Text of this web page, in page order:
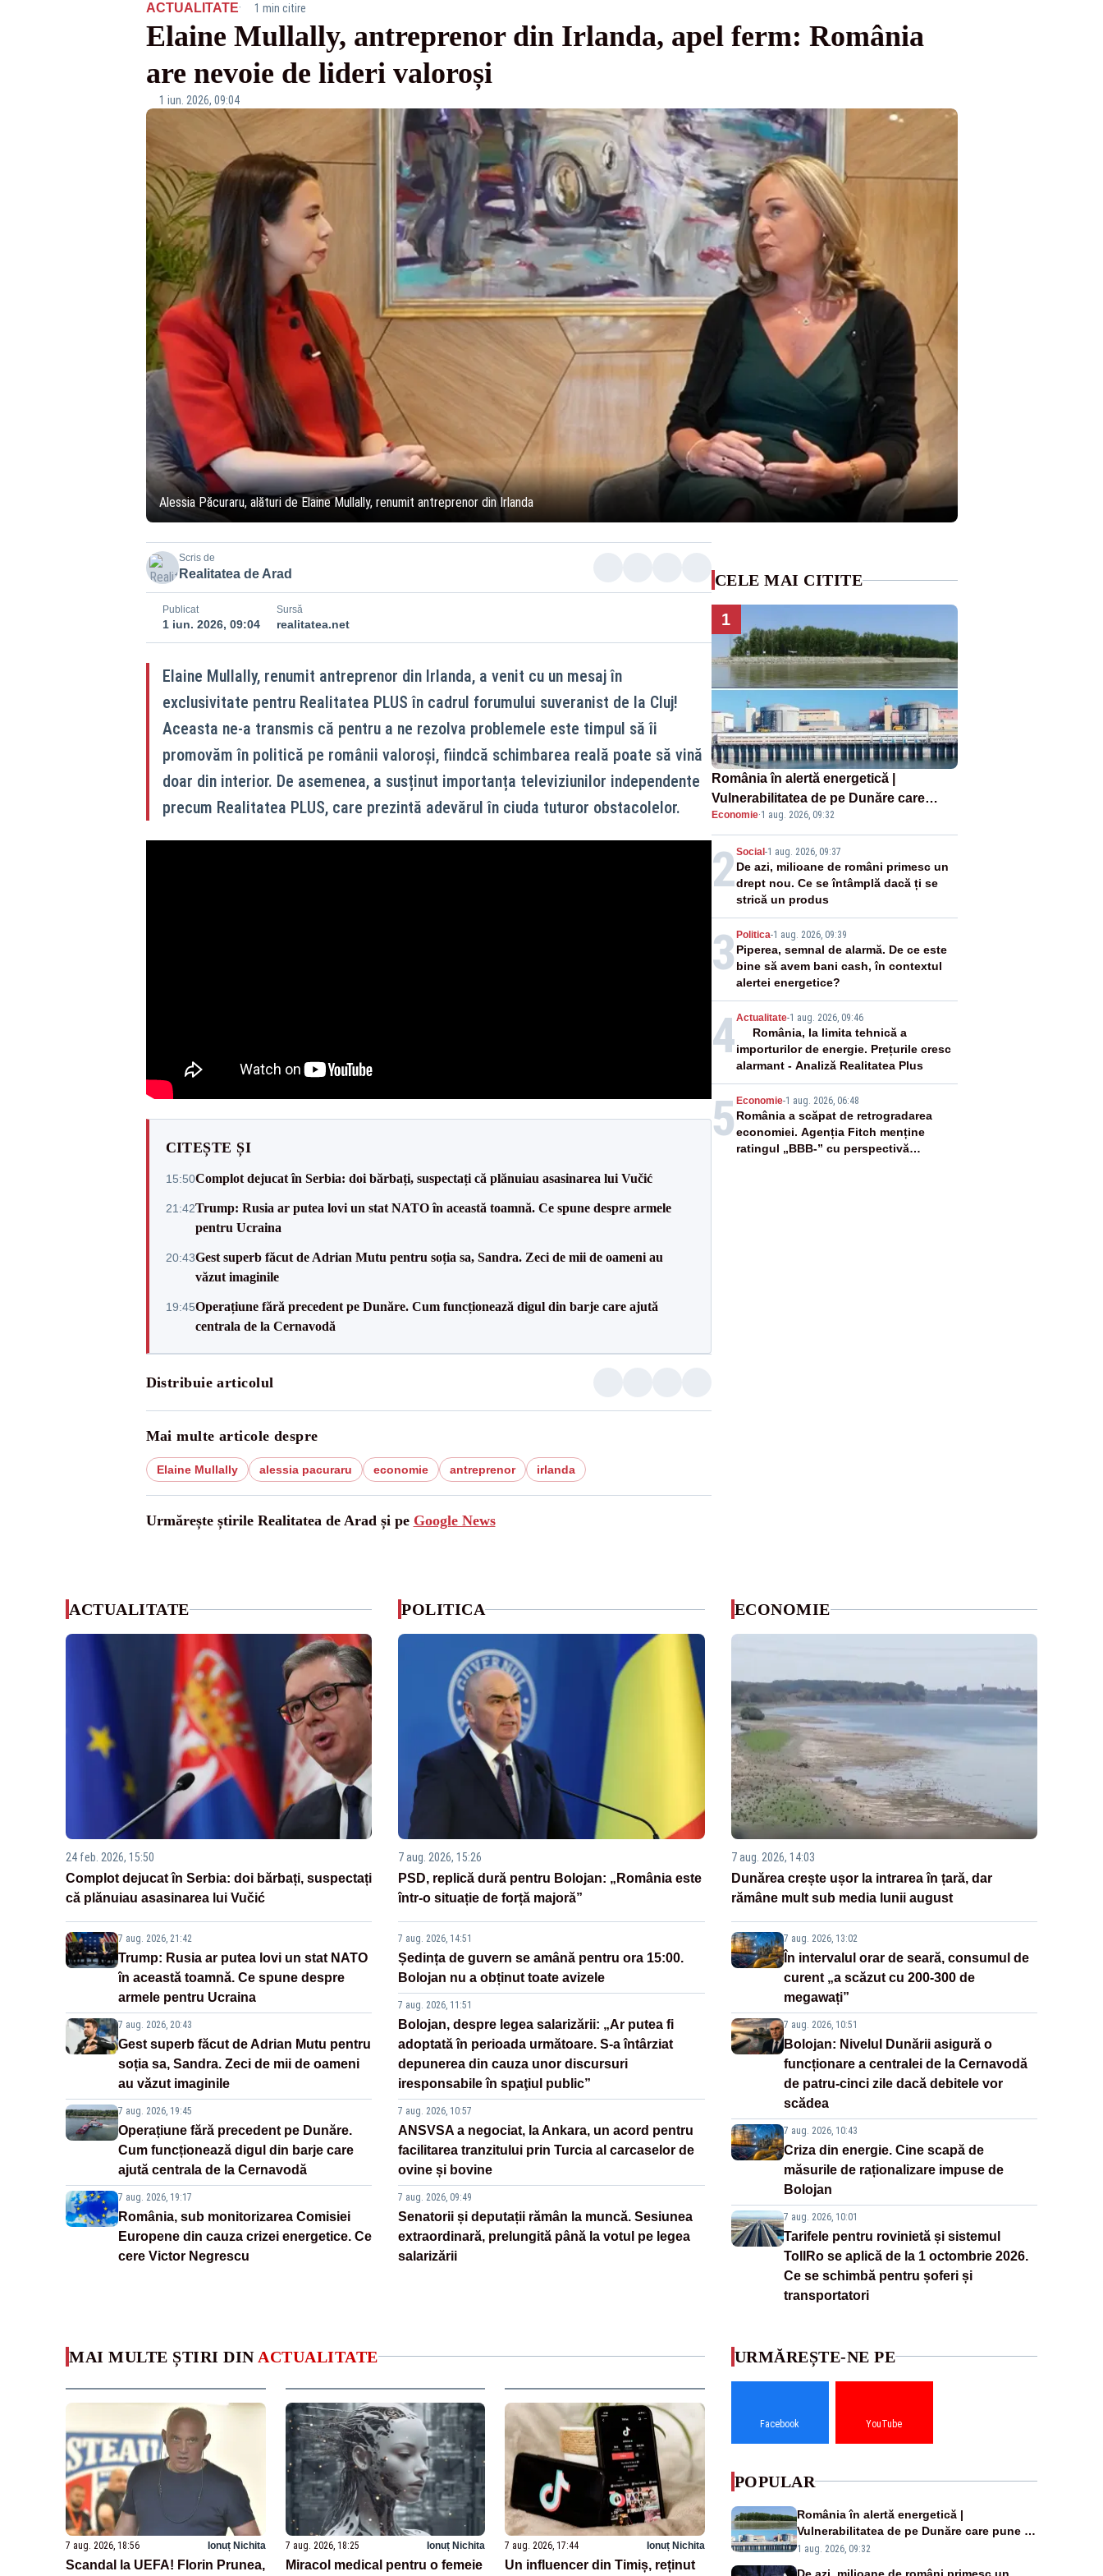
ACTUALITATE· 1 min citire
Elaine Mullally, antreprenor din Irlanda, apel ferm: România
are nevoie de lideri valoroși
1 iun. 2026, 09:04
Alessia Păcuraru, alături de Elaine Mullally, renumit antreprenor din Irlanda
Scris de
Realitatea de Arad
Publicat
1 iun. 2026, 09:04
Sursă
realitatea.net
Elaine Mullally, renumit antreprenor din Irlanda, a venit cu un mesaj în
exclusivitate pentru Realitatea PLUS în cadrul forumului suveranist de la Cluj!
Aceasta ne-a transmis că pentru a ne rezolva problemele este timpul să îi
promovăm în politică pe românii valoroși, fiindcă schimbarea reală poate să vină
doar din interior. De asemenea, a susținut importanța televiziunilor independente
precum Realitatea PLUS, care prezintă adevărul în ciuda tuturor obstacolelor.
CITEȘTE ȘI
15:50Complot dejucat în Serbia: doi bărbați, suspectați că plănuiau asasinarea lui Vučić
21:42Trump: Rusia ar putea lovi un stat NATO în această toamnă. Ce spune despre armele
pentru Ucraina
20:43Gest superb făcut de Adrian Mutu pentru soția sa, Sandra. Zeci de mii de oameni au
văzut imaginile
19:45Operațiune fără precedent pe Dunăre. Cum funcționează digul din barje care ajută
centrala de la Cernavodă
Distribuie articolul
Mai multe articole despre
Elaine Mullally alessia pacuraru economie antreprenor irlanda
Urmărește știrile Realitatea de Arad și pe Google News
CELE MAI CITITE
1
România în alertă energetică |
Vulnerabilitatea de pe Dunăre care
pune în pericol Centrala Cernavodă era
cunoscută de pe vremea lui Ceaușescu
Economie·1 aug. 2026, 09:32
2Social -1 aug. 2026, 09:37
De azi, milioane de români primesc un
drept nou. Ce se întâmplă dacă ți se
strică un produs
3 Politica-1 aug. 2026, 09:39
Piperea, semnal de alarmă. De ce este
bine să avem bani cash, în contextul
alertei energetice?
4Actualitate-1 aug. 2026, 09:46
România, la limita tehnică a
importurilor de energie. Prețurile cresc
alarmant - Analiză Realitatea Plus
5 Economie-1 aug. 2026, 06:48
România a scăpat de retrogradarea
economiei. Agenția Fitch menține
ratingul „BBB-” cu perspectivă
ACTUALITATE
24 feb. 2026, 15:50
Complot dejucat în Serbia: doi bărbați, suspectați
că plănuiau asasinarea lui Vučić
7 aug. 2026, 21:42
Trump: Rusia ar putea lovi un stat NATO
în această toamnă. Ce spune despre
armele pentru Ucraina
7 aug. 2026, 20:43
Gest superb făcut de Adrian Mutu pentru
soția sa, Sandra. Zeci de mii de oameni
au văzut imaginile
7 aug. 2026, 19:45
Operațiune fără precedent pe Dunăre.
Cum funcționează digul din barje care
ajută centrala de la Cernavodă
7 aug. 2026, 19:17
România, sub monitorizarea Comisiei
Europene din cauza crizei energetice. Ce
cere Victor Negrescu
POLITICA
7 aug. 2026, 15:26
PSD, replică dură pentru Bolojan: „România este
într-o situație de forță majoră”
7 aug. 2026, 14:51
Ședința de guvern se amână pentru ora 15:00.
Bolojan nu a obținut toate avizele
7 aug. 2026, 11:51
Bolojan, despre legea salarizării: „Ar putea fi
adoptată în perioada următoare. S-a întârziat
depunerea din cauza unor discursuri
iresponsabile în spaţiul public”
7 aug. 2026, 10:57
ANSVSA a negociat, la Ankara, un acord pentru
facilitarea tranzitului prin Turcia al carcaselor de
ovine și bovine
7 aug. 2026, 09:49
Senatorii și deputații rămân la muncă. Sesiunea
extraordinară, prelungită până la votul pe legea
salarizării
ECONOMIE
7 aug. 2026, 14:03
Dunărea crește ușor la intrarea în țară, dar
rămâne mult sub media lunii august
7 aug. 2026, 13:02
În intervalul orar de seară, consumul de
curent „a scăzut cu 200-300 de
megawați”
7 aug. 2026, 10:51
Bolojan: Nivelul Dunării asigură o
funcționare a centralei de la Cernavodă
de patru-cinci zile dacă debitele vor
scădea
7 aug. 2026, 10:43
Criza din energie. Cine scapă de
măsurile de raționalizare impuse de
Bolojan
7 aug. 2026, 10:01
Tarifele pentru rovinietă și sistemul
TollRo se aplică de la 1 octombrie 2026.
Ce se schimbă pentru șoferi și
transportatori
MAI MULTE ȘTIRI DIN ACTUALITATE
7 aug. 2026, 18:56 Ionuț Nichita
Scandal la UEFA! Florin Prunea,
7 aug. 2026, 18:25 Ionuț Nichita
Miracol medical pentru o femeie
7 aug. 2026, 17:44 Ionuț Nichita
Un influencer din Timiș, reținut
URMĂREȘTE-NE PE
Facebook YouTube
POPULAR
România în alertă energetică |
Vulnerabilitatea de pe Dunăre care pune în
pericol Centrala Cernavodă era cunoscută
1 aug. 2026, 09:32
De azi, milioane de români primesc un